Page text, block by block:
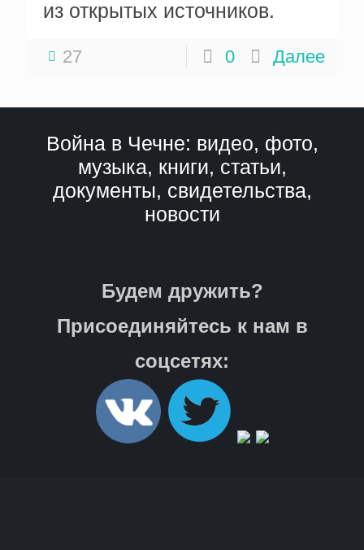
из открытых источников.
27 0 Далее
Война в Чечне: видео, фото,
музыка, книги, статьи,
документы, свидетельства,
новости
Будем дружить?
Присоединяйтесь к нам в
соцсетях: